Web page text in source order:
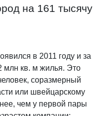
на 161 тысячу
в 2011 году и за
млн кв. м жилья. Это
соразмерный
или швейцарскому
чем у первой пары